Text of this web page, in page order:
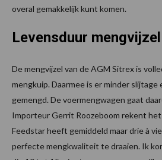
overal gemakkelijk kunt komen.
Levensduur mengvijzel
De mengvijzel van de AGM Sitrex is
mengkuip. Daarmee is er minder
gemengd. De voermengwagen gaat
Importeur Gerrit Roozeboom rekent
Feedstar heeft gemiddeld maar drie à
perfecte mengkwaliteit te draaien. Ik